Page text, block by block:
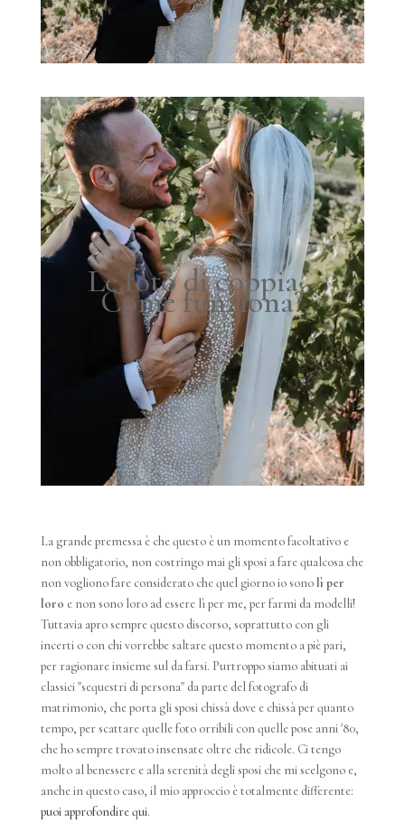
Le foto di coppia -
Come funziona?
La grande premessa è che questo è un momento facoltativo e
non obbligatorio, non costringo mai gli sposi a fare qualcosa che
non vogliono fare considerato che quel giorno io sonolì per
loro e non sono loro ad essere lì per me, per farmi da modelli!
Tuttavia apro sempre questo discorso, soprattutto con gli
incerti o con chi vorrebbe saltare questo momento a piè pari,
per ragionare insieme sul da farsi. Purtroppo siamo abituati ai
classici "sequestri di persona" da parte del fotografo di
matrimonio, che porta gli sposi chissà dove e chissà per quanto
tempo, per scattare quelle foto orribili con quelle pose anni '80,
che ho sempre trovato insensate oltre che ridicole. Ci tengo
molto al benessere e alla serenità degli sposi che mi scelgono e,
anche in questo caso, il mio approccio è totalmente differente:
puoi approfondire qui.